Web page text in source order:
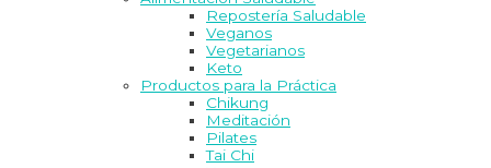
Repostería Saludable
Veganos
Vegetarianos
Keto
Productos para la Práctica
Chikung
Meditación
Pilates
Tai Chi